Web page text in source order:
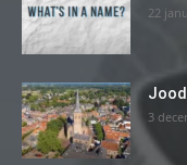
22
3